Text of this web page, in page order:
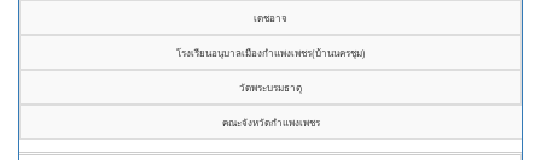
เดชอาจ
โรงเรียนอนุบาลเมืองกำแพงเพชร(บ้านนครชุม)
วัดพระบรมธาตุ
คณะจังหวัดกำแพงเพชร